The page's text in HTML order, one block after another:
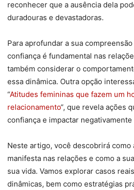
reconhecer que a ausência dela
duradouras e devastadoras.
Para aprofundar a sua
confiança é fundamental nas
também considerar o
essa dinâmica. Outra opção
“Atitudes femininas que fazem um
relacionamento“, que revela ações
confiança e impactar
Neste artigo, você descobrirá como
manifesta nas relações e como a
sua vida. Vamos explorar casos
dinâmicas, bem como estratégias